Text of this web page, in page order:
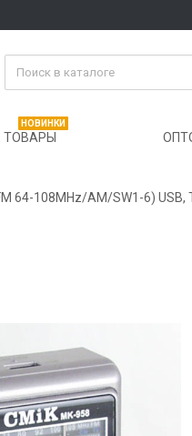
ТОВАРЫ
НОВИНКИ
64-108MHz/AM/SW1-6)